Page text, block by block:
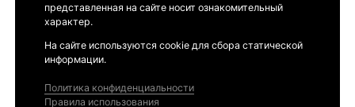
представленная на сайте носит ознакомительный
характер.
На сайте используются cookie для сбора статической
информации.
Политика конфиденциальности
Правила использования